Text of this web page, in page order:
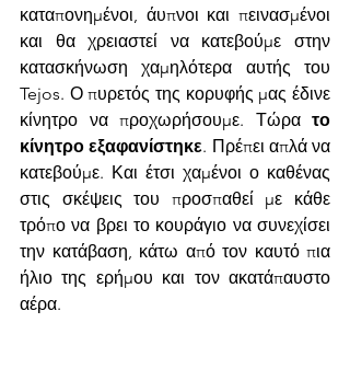
καταπονημένοι, άυπνοι και πεινασμένοι
και θα χρειαστεί να κατεβούμε στην
κατασκήνωση χαμηλότερα αυτής του
Tejos. Ο πυρετός της κορυφής μας έδινε
κίνητρο να προχωρήσουμε. Τώρα το
κίνητρο εξαφανίστηκε. Πρέπει απλά να
κατεβούμε. Και έτσι χαμένοι ο καθένας
στις σκέψεις του προσπαθεί με κάθε
τρόπο να βρει το κουράγιο να συνεχίσει
την κατάβαση, κάτω από τον καυτό πια
ήλιο της ερήμου και τον ακατάπαυστο
αέρα.